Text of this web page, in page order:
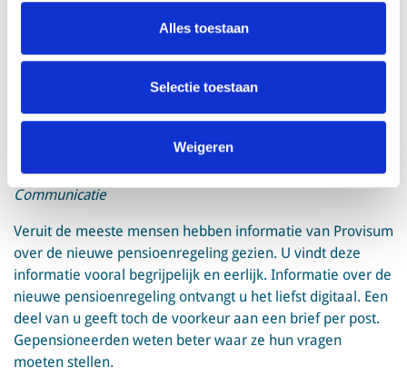
Alles toestaan
Selectie toestaan
Weigeren
nodig waren. U bent geïnteresseerd in de nieuwe regels,
maar ook bezorgd. Maar weinig mensen zijn hoopvol,
tevreden of gerustgesteld. Kennis over de nieuwe
meesten denken wel dat Provisum zorgt voor een goed
overgang naar de nieuwe pensioenregeling.
Communicatie
Veruit de meeste mensen hebben informatie van Provisum
over de nieuwe pensioenregeling gezien. U vindt deze
informatie vooral begrijpelijk en eerlijk. Informatie over de
nieuwe pensioenregeling ontvangt u het liefst digitaal. Een
deel van u geeft toch de voorkeur aan een brief per post.
Gepensioneerden weten beter waar ze hun vragen
moeten stellen.